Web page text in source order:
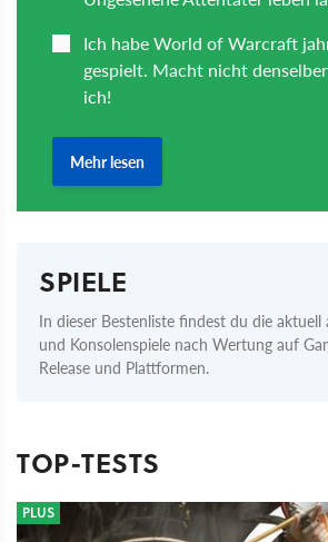
SPIELE
In dieser Bestenliste findest du die aktuell
und Konsolenspiele nach Wertung auf
Release und Plattformen.
TOP-TESTS
PLUS